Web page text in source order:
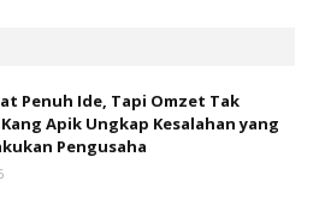
Penuh Ide, Tapi Omzet Tak
Apik Ungkap Kesalahan yang
Pengusaha